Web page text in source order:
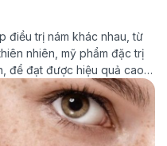
điều trị nám khác nhau, từ
nhiên, mỹ phẩm đặc trị
để đạt được hiệu quả cao
lựa chọn đúng phương